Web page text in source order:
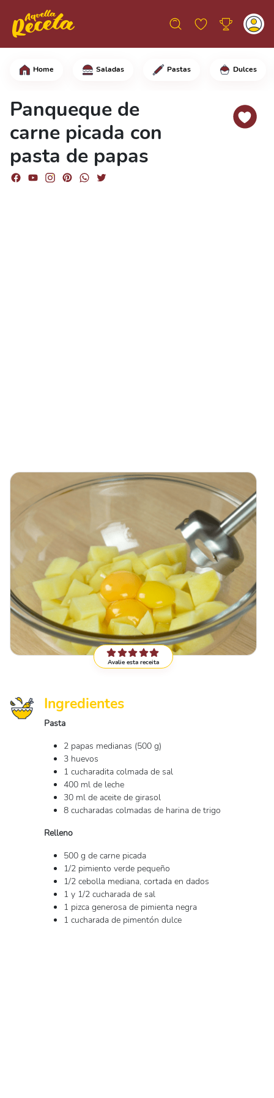
Home Saladas Pastas Dulces
Panqueque de
carne picada con
pasta de papas
En un bol, pon las papas picadas,
Avalie esta receita
Ingredientes
Pasta
2 papas medianas (500 g)
3 huevos
1 cucharadita colmada de sal
400 ml de leche
30 ml de aceite de girasol
8 cucharadas colmadas de harina de trigo
Relleno
500 g de carne picada
1/2 pimiento verde pequeño
1/2 cebolla mediana, cortada en dados
1 y 1/2 cucharada de sal
1 pizca generosa de pimienta negra
1 cucharada de pimentón dulce